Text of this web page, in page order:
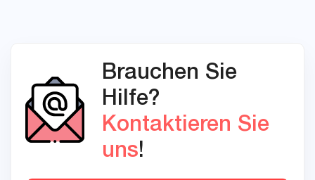
Brauchen Sie
Hilfe?
Kontaktieren Sie
uns!